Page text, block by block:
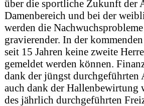
über die sportliche Zukunft der
Damenbereich und bei der
werden die
gravierender. In der
seit 15 Jahren keine zweite
gemeldet werden können.
dank der jüngst durchgeführten
auch dank der Hallenbewirtung
des jährlich durchgeführten